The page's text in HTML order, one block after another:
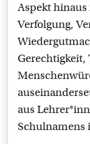
Aspekt
Verfolgung,
Gerechtigkeit,
aus
Schulnamens